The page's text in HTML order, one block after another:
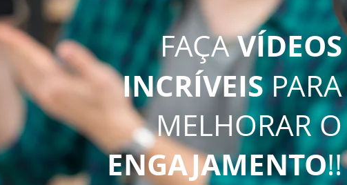
FAÇAVÍDEOS
INCRÍVEISPARA
MELHORAR O
ENGAJAMENTO!!